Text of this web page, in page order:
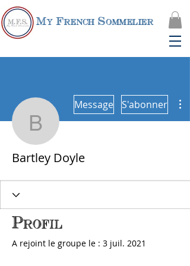
My French Sommelier
Bartley Doyle
Message S'abonner
Bartley Doyle
Profil
A rejoint le groupe le : 3 juil. 2021